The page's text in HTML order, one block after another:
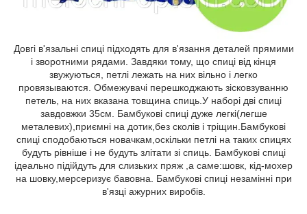
Довгі в'язальні спиці підходять для в'язання деталей прямими
і зворотними рядами. Завдяки тому, що спиці від кінця
звужуються, петлі лежать на них вільно і легко
провязываются. Обмежувачі перешкоджають зісковзуванню
петель, на них вказана товщина спиць.У наборі дві спиці
завдовжки 35см. Бамбукові спиці дуже легкі(легше
металевих),приємні на дотик,без сколів і тріщин.Бамбукові
спиці сподобаються новачкам,оскільки петлі на таких спицях
будуть рівніше і не будуть злітати зі спиць. Бамбукові спиці
ідеально підійдуть для слизьких пряж ,а саме:шовк, кід-мохер
на шовку,мерсеризує бавовна. Бамбукові спиці незамінні при
в'язці ажурних виробів.